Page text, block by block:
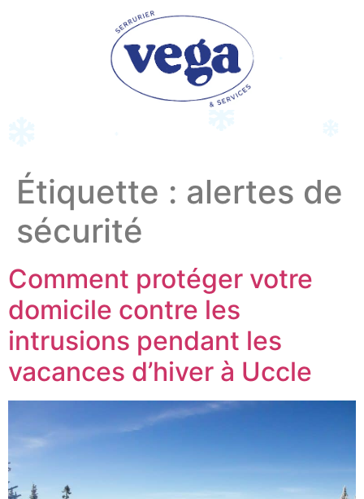
Étiquette : alertes de
sécurité
Comment protéger votre
domicile contre les
intrusions pendant les
vacances d’hiver à Uccle